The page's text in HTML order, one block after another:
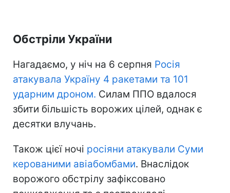
Обстріли України
Нагадаємо, у ніч на 6 серпня Росія
атакувала Україну 4 ракетами та 101
ударним дроном. Силам ППО вдалося
збити більшість ворожих цілей, однак є
десятки влучань.
Також цієї ночі росіяни атакували Суми
керованими авіабомбами. Внаслідок
ворожого обстрілу зафіксовано